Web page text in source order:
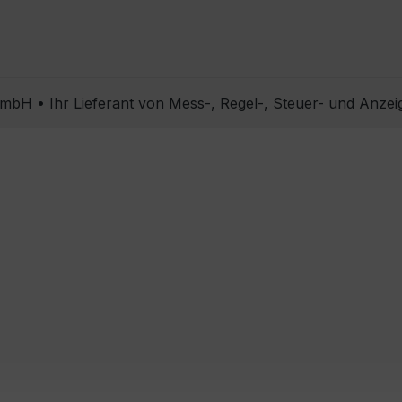
• Ihr Lieferant von Mess-, Regel-, Steuer- und